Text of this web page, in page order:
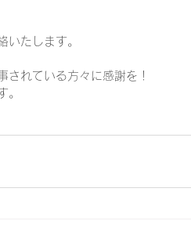
いたします。
されている方々に感謝を！
。